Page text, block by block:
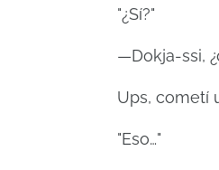
"¿Sí?"
—Dokja-ssi,
Ups, cometí
"Eso…"